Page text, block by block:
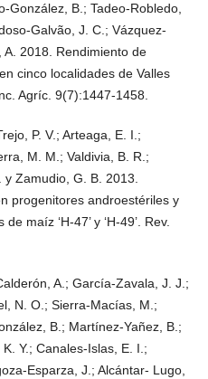
González, B.; Tadeo-Robledo,
Galvão, J. C.; Vázquez-
2018. Rendimiento de
cinco localidades de Valles
Agríc. 9(7):1447-1458.
P. V.; Arteaga, E. I.;
M. M.; Valdivia, B. R.;
y Zamudio, G. B. 2013.
progenitores androestériles y
maíz ‘H-47’ y ‘H-49’. Rev.
A.; García-Zavala, J. J.;
N. O.; Sierra-Macías, M.;
B.; Martínez-Yañez, B.;
Y.; Canales-Islas, E. I.;
Esparza, J.; Alcántar- Lugo,